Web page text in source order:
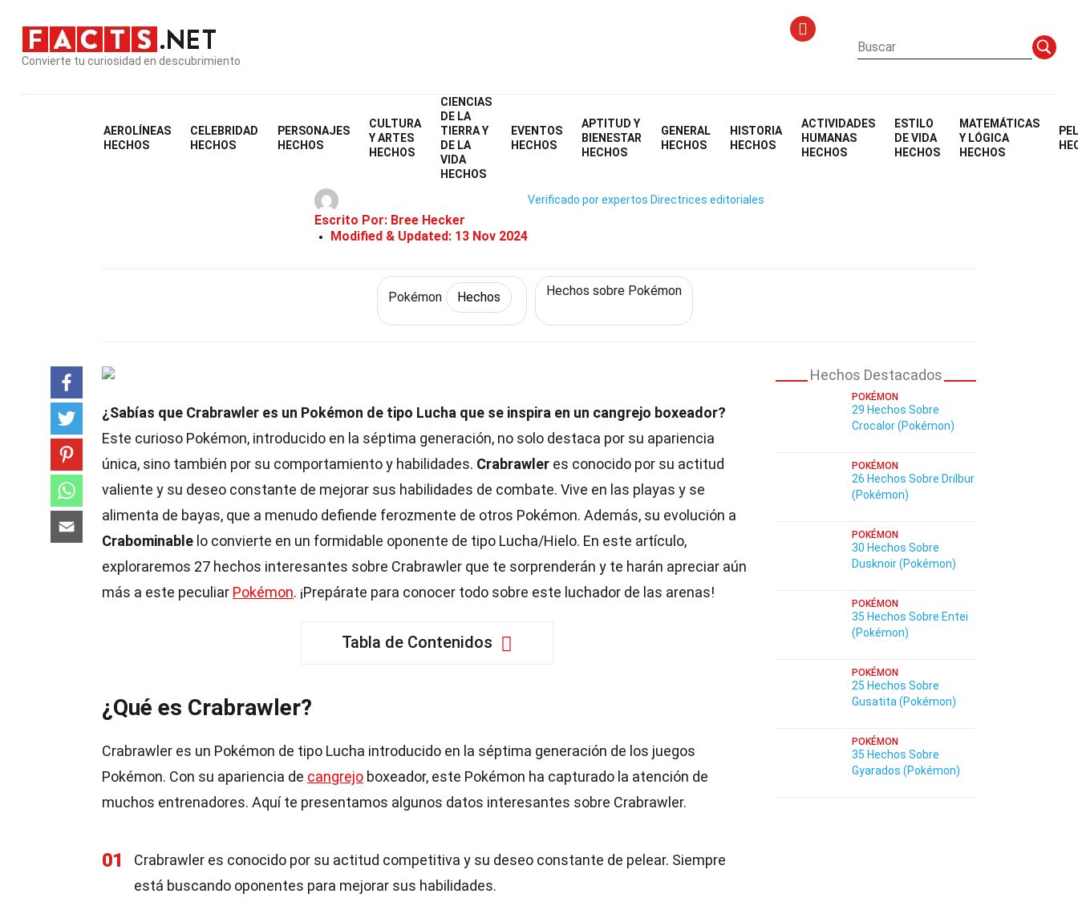
Convierte tu curiosidad en descubrimiento
AEROLÍNEAS
HECHOS
CELEBRIDAD
HECHOS
PERSONAJES
HECHOS
CULTURA
Y ARTES
HECHOS
CIENCIAS
DE LA
TIERRA Y
DE LA
VIDA
HECHOS
EVENTOS
HECHOS
APTITUD Y
BIENESTAR
HECHOS
GENERAL
HECHOS
HISTORIA
HECHOS
ACTIVIDADES
HUMANAS
HECHOS
ESTILO
DE VIDA
HECHOS
MATEMÁTICAS
Y LÓGICA
HECHOS
Personajes
27 Hechos Sobre Crabrawler (Pokémon)
Escrito Por: Bree Hecker
Modified & Updated: 13 Nov 2024
Verificado por expertos Directrices editoriales
Pokémon Hechos Hechos sobre Pokémon
¿Sabías que Crabrawler es un Pokémon de tipo Lucha que se inspira en un cangrejo boxeador?
Este curioso Pokémon, introducido en la séptima generación, no solo destaca por su apariencia
única, sino también por su comportamiento y habilidades. Crabrawler es conocido por su actitud
valiente y su deseo constante de mejorar sus habilidades de combate. Vive en las playas y se
alimenta de bayas, que a menudo defiende ferozmente de otros Pokémon. Además, su evolución a
Crabominable lo convierte en un formidable oponente de tipo Lucha/Hielo. En este artículo,
exploraremos 27 hechos interesantes sobre Crabrawler que te sorprenderán y te harán apreciar aún
más a este peculiar Pokémon. ¡Prepárate para conocer todo sobre este luchador de las arenas!
Tabla de Contenidos
¿Qué es Crabrawler?
Crabrawler es un Pokémon de tipo Lucha introducido en la séptima generación de los juegos
Pokémon. Con su apariencia de cangrejo boxeador, este Pokémon ha capturado la atención de
muchos entrenadores. Aquí te presentamos algunos datos interesantes sobre Crabrawler.
01
Crabrawler es conocido por su actitud competitiva y su deseo constante de pelear. Siempre
está buscando oponentes para mejorar sus habilidades.
Hechos Destacados
POKÉMON
29 Hechos Sobre
Crocalor (Pokémon)
POKÉMON
26 Hechos Sobre Drilbur
(Pokémon)
POKÉMON
30 Hechos Sobre
Dusknoir (Pokémon)
POKÉMON
35 Hechos Sobre Entei
(Pokémon)
POKÉMON
25 Hechos Sobre
Gusatita (Pokémon)
POKÉMON
35 Hechos Sobre
Gyarados (Pokémon)